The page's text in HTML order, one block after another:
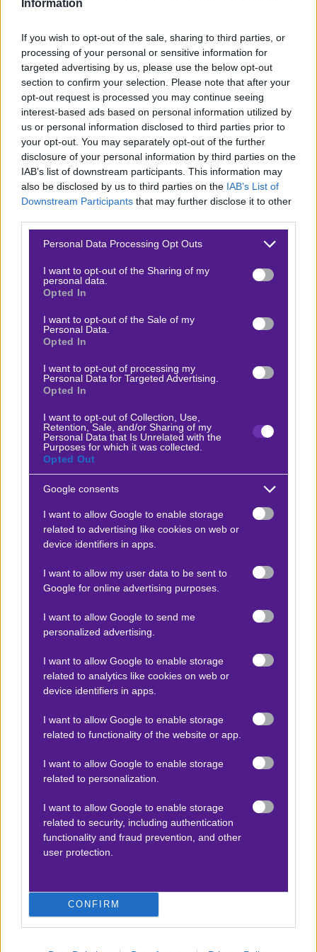
Information
If you wish to opt-out of the sale, sharing to third parties, or
processing of your personal or sensitive information for
targeted advertising by us, please use the below opt-out
section to confirm your selection. Please note that after your
opt-out request is processed you may continue seeing
interest-based ads based on personal information utilized by
us or personal information disclosed to third parties prior to
your opt-out. You may separately opt-out of the further
disclosure of your personal information by third parties on the
IAB’s list of downstream participants. This information may
also be disclosed by us to third parties on the IAB’s List of
Downstream Participants that may further disclose it to other
Please note that this website/app uses one or more Google
not limited to your visit or usage behaviour. You may click to
grant or deny consent to Google and its third-party tags to
use your data for below specified purposes in below Google
consent section.
Personal Data Processing Opt Outs
I want to opt-out of the Sharing of my
personal data.
Opted In
I want to opt-out of the Sale of my
Personal Data.
Opted In
I want to opt-out of processing my
Personal Data for Targeted Advertising.
Opted In
I want to opt-out of Collection, Use,
Retention, Sale, and/or Sharing of my
Personal Data that Is Unrelated with the
Purposes for which it was collected.
Opted Out
Google consents
I want to allow Google to enable storage
related to advertising like cookies on web or
device identifiers in apps.
I want to allow my user data to be sent to
Google for online advertising purposes.
I want to allow Google to send me
personalized advertising.
I want to allow Google to enable storage
related to analytics like cookies on web or
device identifiers in apps.
I want to allow Google to enable storage
related to functionality of the website or app.
I want to allow Google to enable storage
related to personalization.
I want to allow Google to enable storage
related to security, including authentication
functionality and fraud prevention, and other
user protection.
CONFIRM
εμφανής και δύσκολα μπορεί να αμφισβητηθεί. Η
από νωρίς μήνυμα ισχύος, απέναντι σε ένα Κουρασάο
που ήδη θεωρεί επιτυχία τη συμμετοχή του σε αυτό το
επίπεδο. Παρότι οι Γερμανοί δεν διαθέτουν την
εκρηκτικότητα προηγούμενων γενιών, εξακολουθούν
να έχουν την επιθετική ποιότητα για να
δημιουργήσουν πολλές ευκαιρίες και να ανεβάσουν
τον δείκτη του σκορ.
Από την άλλη, το Κουρασάο δύσκολα θα περιοριστεί
προσπαθήσει να εκμεταλλευτεί κάθε στιγμή στο
παιχνίδι και να δείξει ανταγωνιστικό πρόσωπο. Σε
έναν αγώνα με έντονη διαφορά δυναμικότητας, αλλά
και αρκετές μονομαχίες λόγω του ενθουσιασμού των
αουτσάιντερ, θεωρώ ότι υπάρχουν οι προϋποθέσεις
τόσο για υψηλό σκορ όσο και για κάρτες.
Καλή επιτυχία σε ό,τι και αν επιλέξετε. Όλο το
υπόλοιπο pre game και live παιχνίδι της ημέρας, θα
μπορείς να μπεις απόεδώ.
Δείτε με ένα κλικ τις καλύτερες προσφορές της
ημέρας!
Ο Αντώνης Σουκαράς προτείνει:
Γερμανία - Κουρασάο
Παγκόσμιο Κύπελλο Ποδοσφαίρου 2026 14.06.2026
Over 3.5 & over 1.5 κάρτες
2.02
ΒΑΘΜΟΛΟΓΙΕΣ
Βαθμολογίες Ελλάδα - Stoiximan
Super league
Βαθμολογίες Ισπανίας- La liga